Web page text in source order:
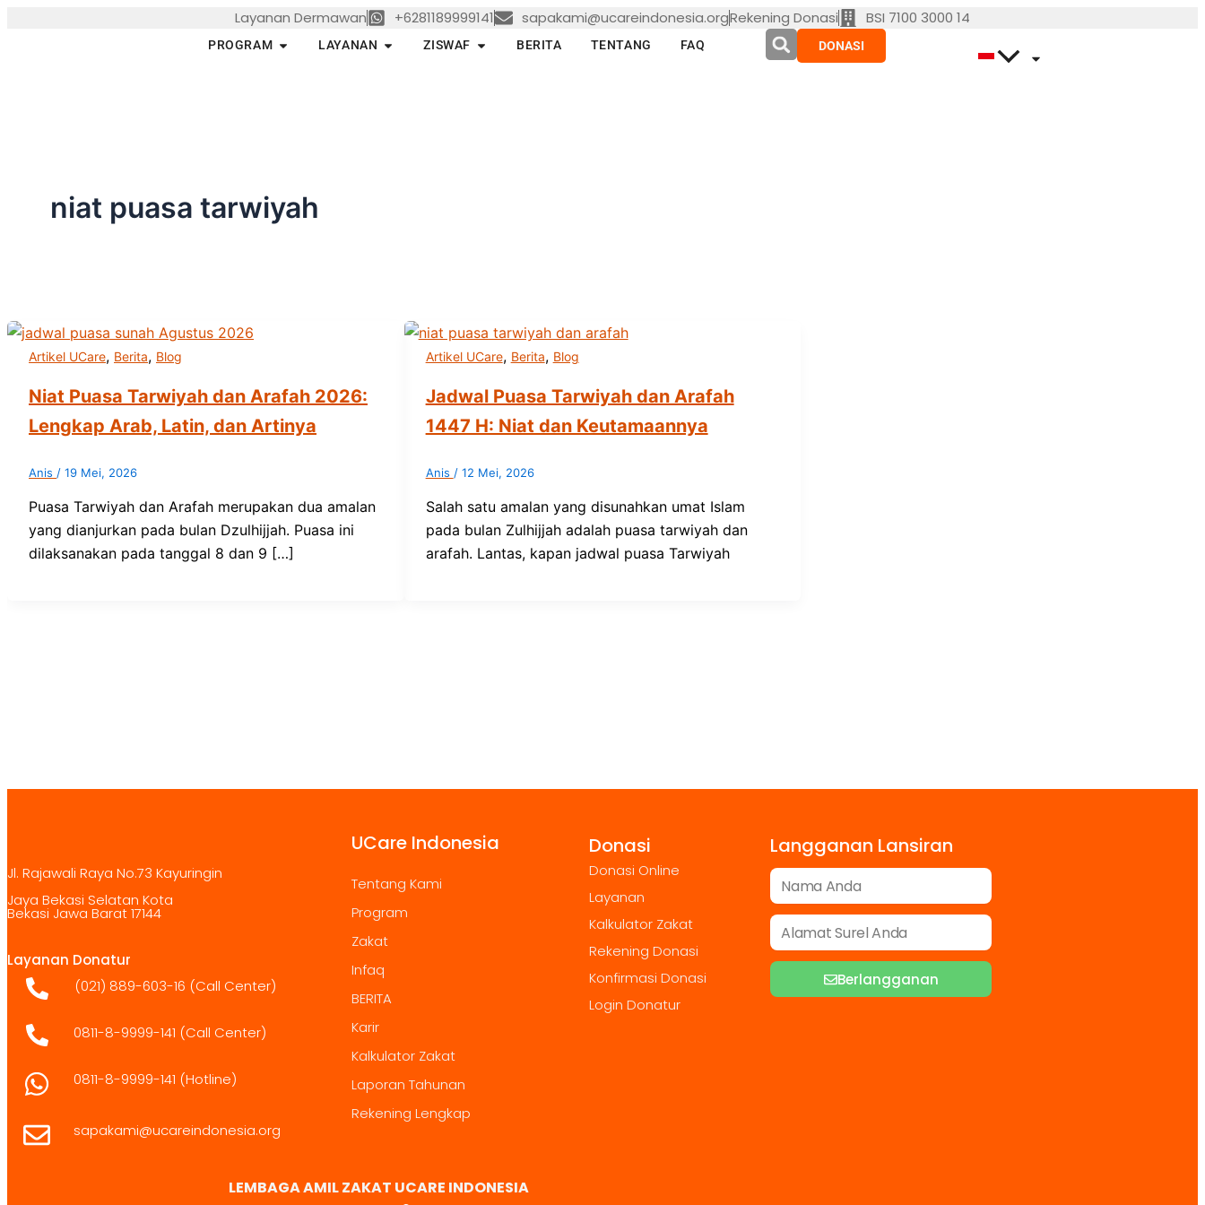
Layanan Dermawan +6281189999141 sapakami@ucareindonesia.orgRekening Donasi BSI 7100 3000 14
PROGRAM Open PROGRAM
LAYANAN Open LAYANAN
ZISWAF Open ZISWAF
BERITA TENTANG FAQ DONASI
niat puasa tarwiyah
Artikel UCare, Berita, Blog
Niat Puasa Tarwiyah dan Arafah 2026:
Lengkap Arab, Latin, dan Artinya
Anis / 19 Mei, 2026
Puasa Tarwiyah dan Arafah merupakan dua amalan
yang dianjurkan pada bulan Dzulhijjah. Puasa ini
dilaksanakan pada tanggal 8 dan 9 […]
Artikel UCare, Berita, Blog
Jadwal Puasa Tarwiyah dan Arafah
1447 H: Niat dan Keutamaannya
Anis / 12 Mei, 2026
Salah satu amalan yang disunahkan umat Islam
pada bulan Zulhijjah adalah puasa tarwiyah dan
arafah. Lantas, kapan jadwal puasa Tarwiyah
Jl. Rajawali Raya No.73 Kayuringin
Jaya Bekasi Selatan Kota
Bekasi Jawa Barat 17144
Layanan Donatur
(021) 889-603-16 (Call Center)
0811-8-9999-141 (Call Center)
0811-8-9999-141 (Hotline)
sapakami@ucareindonesia.org
UCare Indonesia
Tentang Kami
Program
Zakat
Infaq
BERITA
Karir
Kalkulator Zakat
Laporan Tahunan
Rekening Lengkap
Donasi
Donasi Online
Layanan
Kalkulator Zakat
Rekening Donasi
Konfirmasi Donasi
Login Donatur
Langganan Lansiran
Berlangganan
LEMBAGA AMIL ZAKAT UCARE INDONESIA